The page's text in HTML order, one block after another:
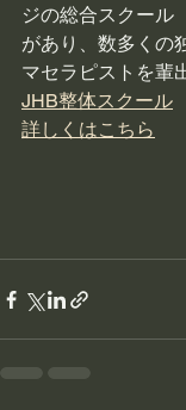
ジの総合スクール
があり、数多くの
マセラピストを輩
JHB整体スクール
詳しくはこちら